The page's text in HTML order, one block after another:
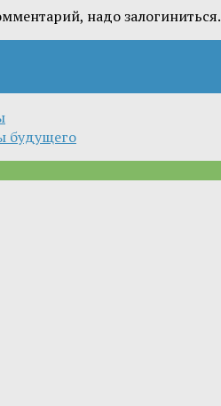
надо залогиниться.
будущего